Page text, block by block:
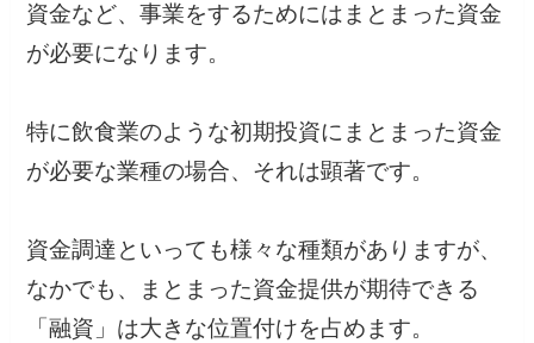
資金など、事業をするためにはまとまった資金
が必要になります。
特に飲食業のような初期投資にまとまった資金
が必要な業種の場合、それは顕著です。
資金調達といっても様々な種類がありますが、
なかでも、まとまった資金提供が期待できる
「融資」は大きな位置付けを占めます。